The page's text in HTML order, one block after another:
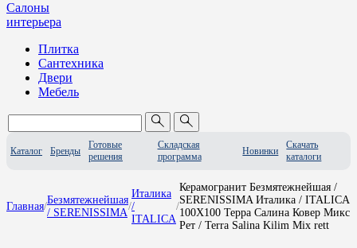
Салоны
интерьера
Плитка
Сантехника
Двери
Мебель
Каталог Бренды
Готовые
решения
Складская
программа
Новинки
Скачать
каталоги
Главная/
Безмятежнейшая
/ SERENISSIMA
/
Италика
/
ITALICA
/
Керамогранит Безмятежнейшая /
SERENISSIMA Италика / ITALICA
100X100 Терра Салина Ковер Микс
Рет / Terra Salina Kilim Mix rett